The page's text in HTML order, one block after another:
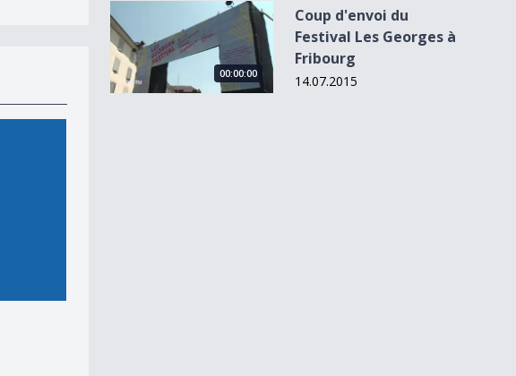
Coup d&#039;envoi du Festival Les Georges à Fribourg
00:00:00
Coup d'envoi du
Festival Les Georges à
Fribourg
14.07.2015